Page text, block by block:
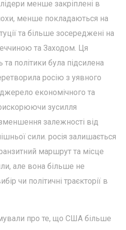
лідери менше закріплені в
менше покладаються на
та більше зосереджені на
та Заходом. Ця
та політики була підсилена
росію з уявного
джерело економічного та
зусилля
залежності від
сили. росія залишається
маршрут та місце
але вона більше не
чи політичні траєкторії в
про те, що США більше